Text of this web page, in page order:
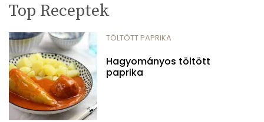
Top Receptek
TÖLTÖTT PAPRIKA
Hagyományos töltött
paprika